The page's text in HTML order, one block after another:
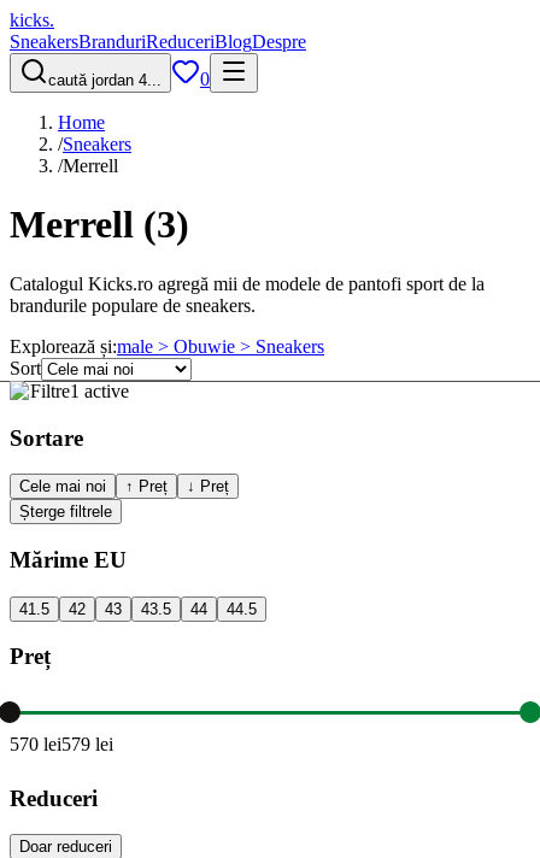
kicks.
SneakersBranduriReduceriBlogDespre
caută jordan 4... 0
Home
/Sneakers
/Merrell
Merrell (3)
Catalogul Kicks.ro agregă mii de modele de pantofi sport de la
brandurile populare de sneakers.
Explorează și:male > Obuwie > Sneakers
Sort
Filtre1 active
Sortare
Cele mai noi ↑ Preț
↓ Preț
Șterge filtrele
Mărime EU
41.5 42 43 43.5 44 44.5
Preț
570 lei579 lei
Reduceri
Doar reduceri